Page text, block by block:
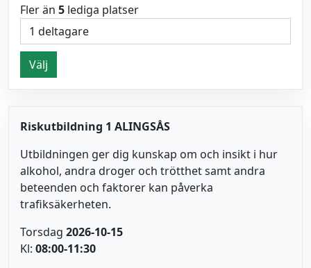
Fler än 5 lediga platser
Välj
Riskutbildning 1 ALINGSÅS
Utbildningen ger dig kunskap om och insikt i hur
alkohol, andra droger och trötthet samt andra
beteenden och faktorer kan påverka
trafiksäkerheten.
Torsdag 2026-10-15
Kl: 08:00-11:30